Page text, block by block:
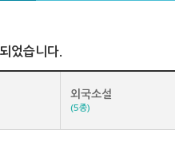
었습니다.
외국소설
(5종)